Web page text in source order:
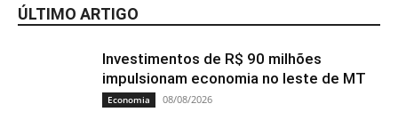
ÚLTIMO ARTIGO
Investimentos de R$ 90 milhões
impulsionam economia no leste de MT
Economia 08/08/2026